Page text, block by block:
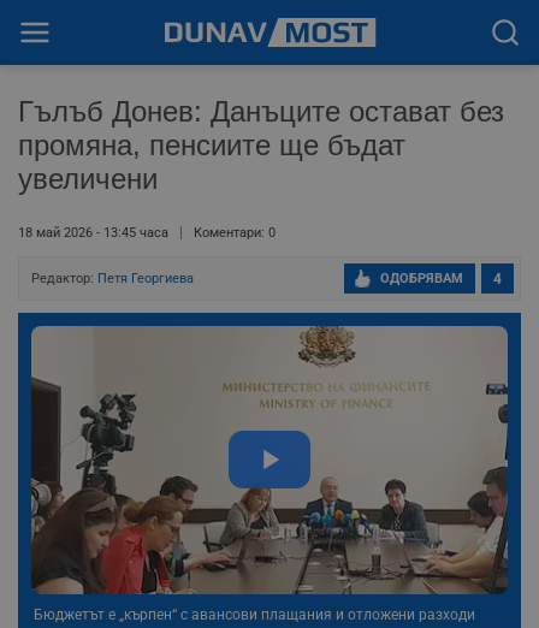
Гълъб Донев: Данъците остават без
промяна, пенсиите ще бъдат
увеличени
18 май 2026 - 13:45 часа Коментари: 0
Редактор: Петя Георгиева 4
ОДОБРЯВАМ
Бюджетът е „кърпен“ с авансови плащания и отложени разходи